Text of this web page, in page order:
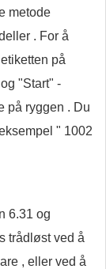
metode
. For å
på
"Start" -
på ryggen . Du
" 1002
6.31 og
trådløst ved å
, eller ved å